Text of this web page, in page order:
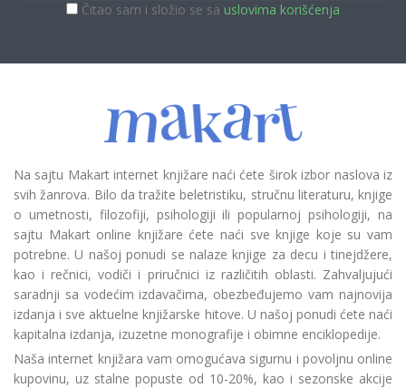
Čitao sam i složio se sa uslovima korišćenja
Na sajtu Makart internet knjižare naći ćete širok izbor naslova iz
svih žanrova. Bilo da tražite beletristiku, stručnu literaturu, knjige
o umetnosti, filozofiji, psihologiji ili popularnoj psihologiji, na
sajtu Makart online knjižare ćete naći sve knjige koje su vam
potrebne. U našoj ponudi se nalaze knjige za decu i tinejdžere,
kao i rečnici, vodiči i priručnici iz različitih oblasti. Zahvaljujući
saradnji sa vodećim izdavačima, obezbeđujemo vam najnovija
izdanja i sve aktuelne knjižarske hitove. U našoj ponudi ćete naći
kapitalna izdanja, izuzetne monografije i obimne enciklopedije.
Naša internet knjižara vam omogućava sigurnu i povoljnu online
kupovinu, uz stalne popuste od 10-20%, kao i sezonske akcije